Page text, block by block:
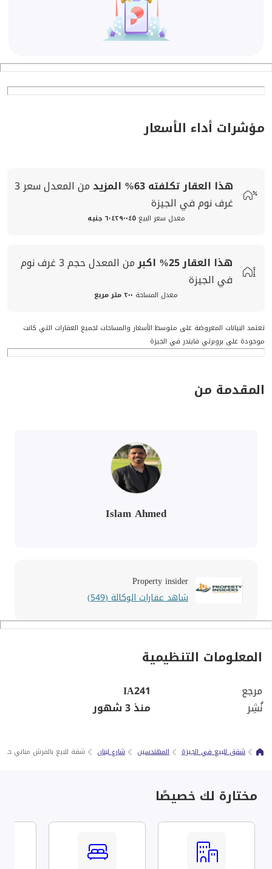
مؤشرات أداء الأسعار
هذا العقار تكلفته63% المزيد من المعدلسعر3
غرف نوم في الجيزة
معدل سعر البيع ٦٬٤٢٩٬٠٤٥ جنيه
هذا العقار25% اكبرمن المعدلحجم
3 غرف نوم
في الجيزة
معدل المساحة ٢٠٠ متر مربع
تعتمد البيانات المعروضة على متوسط الأسعار والمساحات لجميع العقارات التي كانت
موجودة على بروبرتي فايندر في الجيزة
المقدمة من
Islam Ahmed
Property insider
شاهد عقارات الوكالة (549)
المعلومات التنظيمية
مرجع
IA241
نُشِر
منذ 3 شهور
شقق للبيع في الجيزة المهندسين شارع لبنان شقة للبيع بالفرش مباني حديثة 250م شارع
مختارة لك خصيصًا